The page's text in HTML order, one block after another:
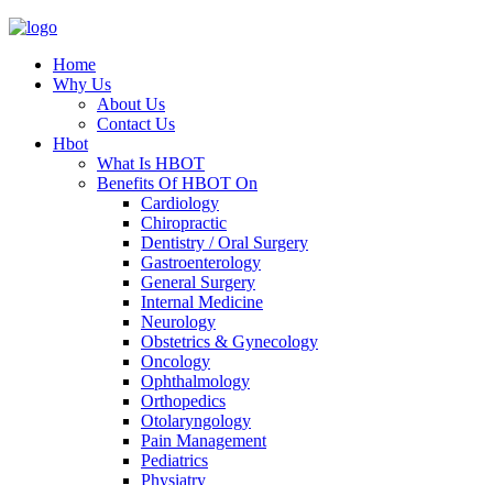
Home
Why Us
About Us
Contact Us
Hbot
What Is HBOT
Benefits Of HBOT On
Cardiology
Chiropractic
Dentistry / Oral Surgery
Gastroenterology
General Surgery
Internal Medicine
Neurology
Obstetrics & Gynecology
Oncology
Ophthalmology
Orthopedics
Otolaryngology
Pain Management
Pediatrics
Physiatry